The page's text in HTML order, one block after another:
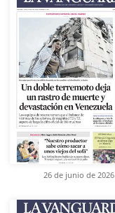
26 de junio de 2026